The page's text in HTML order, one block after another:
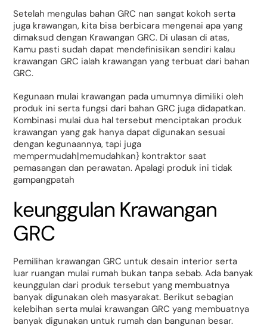
Setelah mengulas bahan GRC nan sangat kokoh serta
juga krawangan, kita bisa berbicara mengenai apa yang
dimaksud dengan Krawangan GRC. Di ulasan di atas,
Kamu pasti sudah dapat mendefinisikan sendiri kalau
krawangan GRC ialah krawangan yang terbuat dari bahan
GRC.
Kegunaan mulai krawangan pada umumnya dimiliki oleh
produk ini serta fungsi dari bahan GRC juga didapatkan.
Kombinasi mulai dua hal tersebut menciptakan produk
krawangan yang gak hanya dapat digunakan sesuai
dengan kegunaannya, tapi juga
mempermudah|memudahkan} kontraktor saat
pemasangan dan perawatan. Apalagi produk ini tidak
gampangpatah
keunggulan Krawangan
GRC
Pemilihan krawangan GRC untuk desain interior serta
luar ruangan mulai rumah bukan tanpa sebab. Ada banyak
keunggulan dari produk tersebut yang membuatnya
banyak digunakan oleh masyarakat. Berikut sebagian
kelebihan serta mulai krawangan GRC yang membuatnya
banyak digunakan untuk rumah dan bangunan besar.